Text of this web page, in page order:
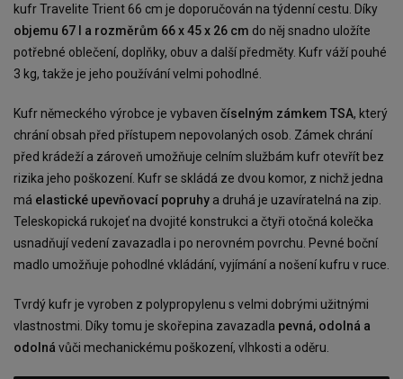
kufr Travelite Trient 66 cm je doporučován na týdenní cestu. Díky
objemu 67 l a rozměrům 66 x 45 x 26 cm do něj snadno uložíte
potřebné oblečení, doplňky, obuv a další předměty. Kufr váží pouhé
3 kg, takže je jeho používání velmi pohodlné.
Kufr německého výrobce je vybaven číselným zámkem TSA, který
chrání obsah před přístupem nepovolaných osob. Zámek chrání
před krádeží a zároveň umožňuje celním službám kufr otevřít bez
rizika jeho poškození. Kufr se skládá ze dvou komor, z nichž jedna
má elastické upevňovací popruhy a druhá je uzavíratelná na zip.
Teleskopická rukojeť na dvojité konstrukci a čtyři otočná kolečka
usnadňují vedení zavazadla i po nerovném povrchu. Pevné boční
madlo umožňuje pohodlné vkládání, vyjímání a nošení kufru v ruce.
Tvrdý kufr je vyroben z polypropylenu s velmi dobrými užitnými
vlastnostmi. Díky tomu je skořepina zavazadla pevná, odolná a
odolná vůči mechanickému poškození, vlhkosti a oděru.